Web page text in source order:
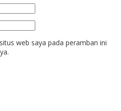
web saya pada peramban ini